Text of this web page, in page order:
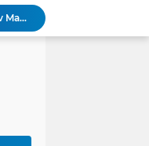
TMMD Ke 129 Kodim 0904/Paser Terima Kunjungan Dari Tim Wasev Mabesad
Personel Satgas TMMD 129 Kodim 0904/Paser Ciptakan Lingkungan Bersih